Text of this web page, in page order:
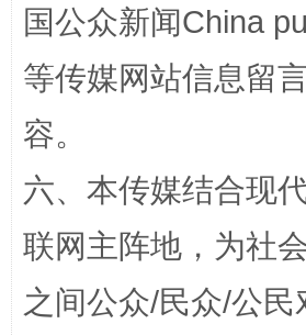
国公众新闻China
等传媒网站信息留
容。
六、本传媒结合现
联网主阵地，为社
之间公众/民众/公